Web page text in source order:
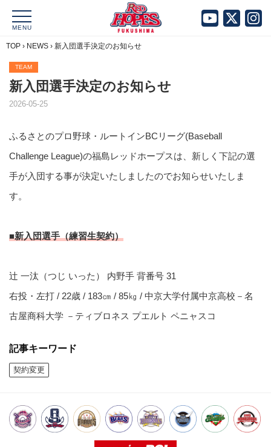
MENU
TOP › NEWS › 新入団選手決定のお知らせ
TEAM
新入団選手決定のお知らせ
2026-05-25
ふるさとのプロ野球・ルートインBCリーグ(Baseball
Challenge League)の福島レッドホープスは、新しく下記の選
手が入団する事が決定いたしましたのでお知らせいたしま
す。
■新入団選手（練習生契約）
辻 一汰（つじ いった） 内野手 背番号 31
右投・左打 / 22歳 / 183㎝ / 85㎏ / 中京大学付属中京高校－名
古屋商科大学 －ティブロネス プエルト ペニャスコ
記事キーワード
契約変更